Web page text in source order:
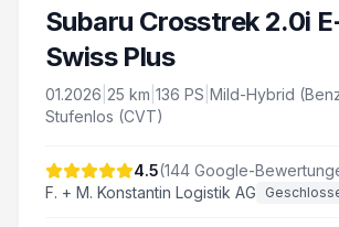
Subaru Crosstrek 2.0i
Swiss Plus
01.2026 25 km 136 PS Mild-Hybrid
Stufenlos (CVT)
4.5(144 Google-
F. + M. Konstantin Logistik AG